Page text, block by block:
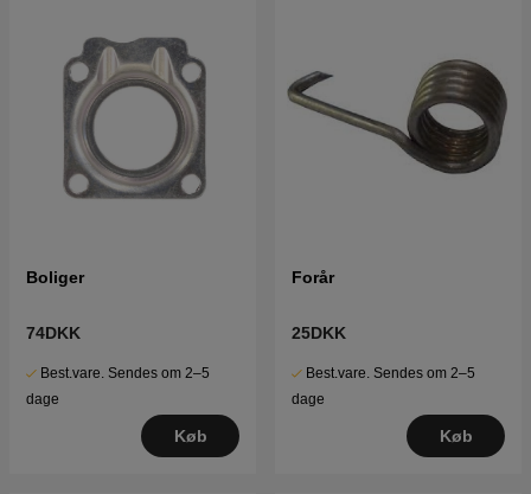
Boliger
74DKK
Best.vare. Sendes om 2–5
dage
Køb
Forår
25DKK
Best.vare. Sendes om 2–5
dage
Køb